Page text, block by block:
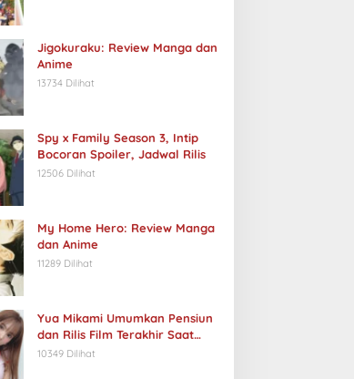
Jigokuraku: Review Manga dan
Anime
13734 Dilihat
Spy x Family Season 3, Intip
Bocoran Spoiler, Jadwal Rilis
12506 Dilihat
My Home Hero: Review Manga
dan Anime
11289 Dilihat
Yua Mikami Umumkan Pensiun
dan Rilis Film Terakhir Saat
Ulang Tahun
10349 Dilihat